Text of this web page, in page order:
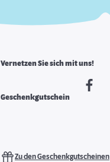
Vernetzen Sie sich mit uns!
Geschenkgutschein
Zu den Geschenkgutscheinen